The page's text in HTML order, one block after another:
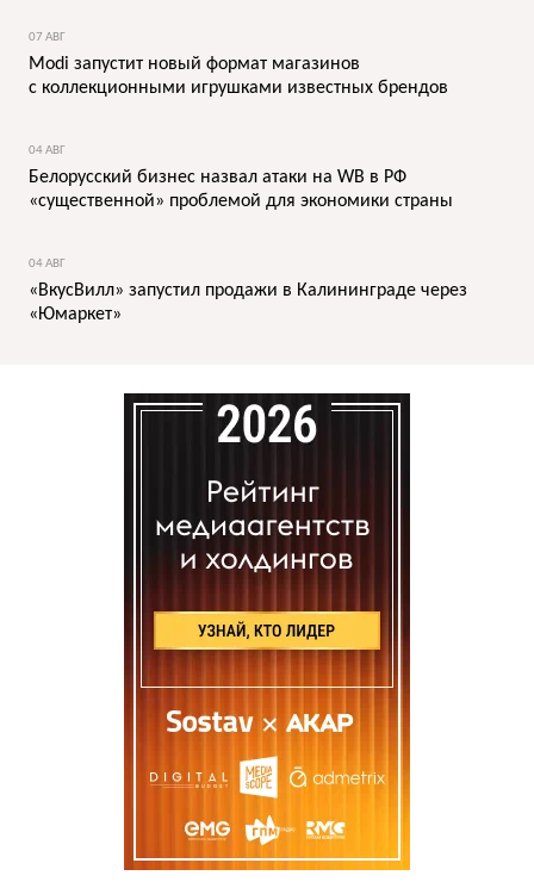
07 АВГ
Modi запустит новый формат магазинов
с коллекционными игрушками известных брендов
04 АВГ
Белорусский бизнес назвал атаки на WB в РФ
«существенной» проблемой для экономики страны
04 АВГ
«ВкусВилл» запустил продажи в Калининграде через
«Юмаркет»